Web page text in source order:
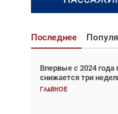
Последнее
Впервые с 2024
снижается три
Главное
Взгляд с высоты:
спасательных
Главное